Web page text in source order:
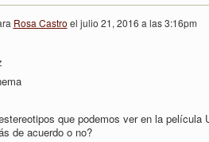
Rosa Castro el julio 21, 2016 a las 3:16pm
que podemos ver en la
de acuerdo o no?